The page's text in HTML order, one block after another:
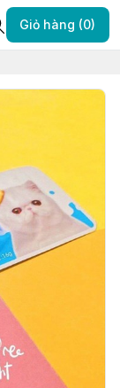
Giỏ hàng (0)